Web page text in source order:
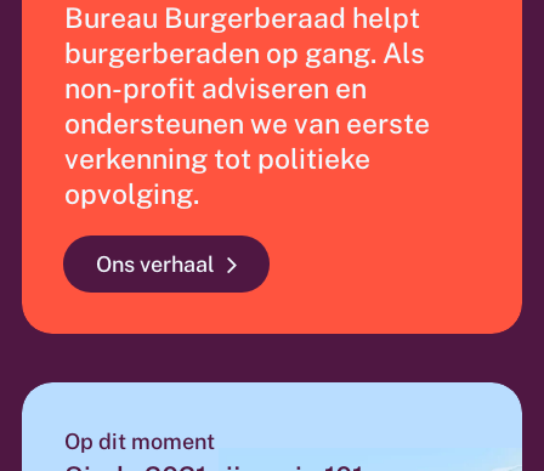
Bureau Burgerberaad helpt
burgerberaden op gang. Als
non-profit adviseren en
ondersteunen we van eerste
verkenning tot politieke
opvolging.
Ons verhaal
Op dit moment